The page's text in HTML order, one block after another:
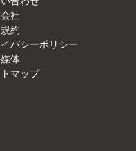
社
約
バシーポリシー
体
マップ